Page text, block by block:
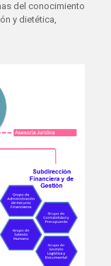
del conocimiento
y dietética,